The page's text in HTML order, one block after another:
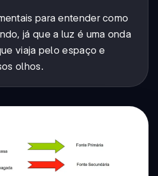
para entender como
já que a luz é uma onda
viaja pelo espaço e
olhos.